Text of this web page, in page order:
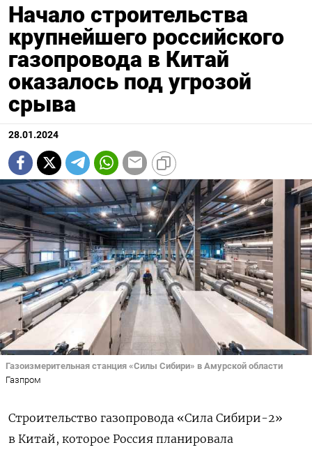
Начало строительства
крупнейшего российского
газопровода в Китай
оказалось под угрозой
срыва
28.01.2024
Газоизмерительная станция «Силы Сибири» в Амурской области
Газпром
Строительство газопровода «Сила Сибири-2»
в Китай, которое Россия планировала